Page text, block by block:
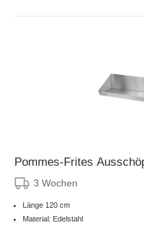
Pommes-Frites
3 Wochen
Länge 120 cm
Material: Edelstahl